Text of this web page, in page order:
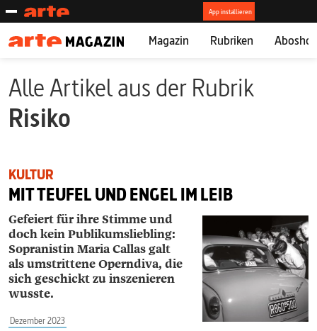
Magazin Rubriken
Alle Artikel aus der Rubrik
Risiko
KULTUR
MIT TEUFEL UND ENGEL IM LEIB
Gefeiert für ihre Stimme und
doch kein Publikumsliebling:
Sopranistin ­Maria ­Callas galt
als umstrittene Operndiva, die
sich geschickt zu inszenieren
wusste.
Dezember 2023